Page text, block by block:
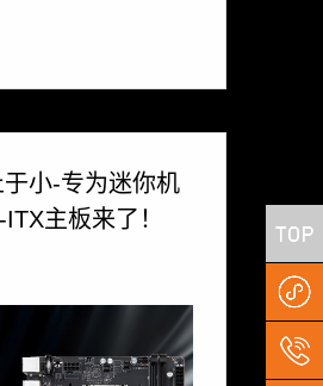
于小-专为迷你机
主板来了！